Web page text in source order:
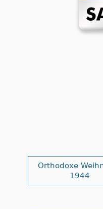
Orthodoxe
1944